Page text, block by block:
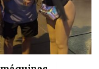
de todo América
vez que comience
cercanas a